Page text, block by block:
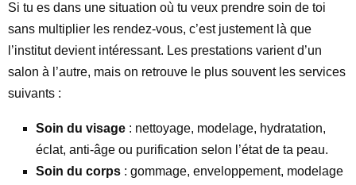
Si tu es dans une situation où tu veux prendre soin de toi
sans multiplier les rendez-vous, c’est justement là que
l’institut devient intéressant. Les prestations varient d’un
salon à l’autre, mais on retrouve le plus souvent les services
suivants :
Soin du visage : nettoyage, modelage, hydratation,
éclat, anti-âge ou purification selon l’état de ta peau.
Soin du corps : gommage, enveloppement, modelage